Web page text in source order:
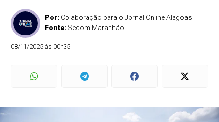
Por: Colaboração para o Jornal Online Alagoas
Fonte: Secom Maranhão
08/11/2025 às 00h35